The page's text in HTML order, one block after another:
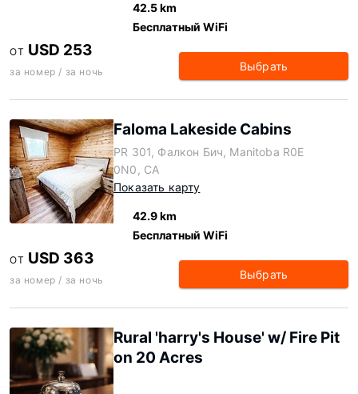
42.5 km
Бесплатный WiFi
ОТ USD 253
за номер / за ночь Выбрать
Faloma Lakeside Cabins
PR 301, Фалкон Бич, Manitoba R0E
0N0, CA
Показать карту
42.9 km
Бесплатный WiFi
ОТ USD 363
за номер / за ночь Выбрать
Rural 'harry's House' w/ Fire Pit
on 20 Acres